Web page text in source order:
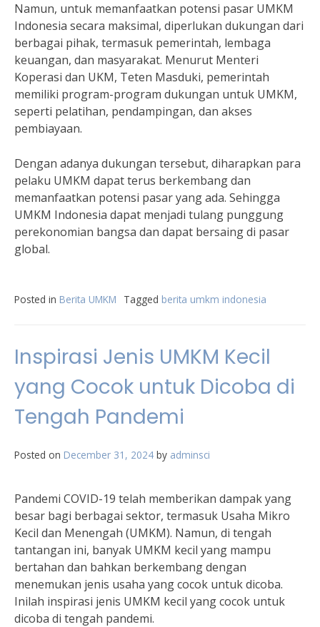
Namun, untuk memanfaatkan potensi pasar UMKM
Indonesia secara maksimal, diperlukan dukungan dari
berbagai pihak, termasuk pemerintah, lembaga
keuangan, dan masyarakat. Menurut Menteri
Koperasi dan UKM, Teten Masduki, pemerintah
memiliki program-program dukungan untuk UMKM,
seperti pelatihan, pendampingan, dan akses
pembiayaan.
Dengan adanya dukungan tersebut, diharapkan para
pelaku UMKM dapat terus berkembang dan
memanfaatkan potensi pasar yang ada. Sehingga
UMKM Indonesia dapat menjadi tulang punggung
perekonomian bangsa dan dapat bersaing di pasar
global.
Posted in Berita UMKM Tagged berita umkm indonesia
Inspirasi Jenis UMKM Kecil
yang Cocok untuk Dicoba di
Tengah Pandemi
Posted on December 31, 2024 by adminsci
Pandemi COVID-19 telah memberikan dampak yang
besar bagi berbagai sektor, termasuk Usaha Mikro
Kecil dan Menengah (UMKM). Namun, di tengah
tantangan ini, banyak UMKM kecil yang mampu
bertahan dan bahkan berkembang dengan
menemukan jenis usaha yang cocok untuk dicoba.
Inilah inspirasi jenis UMKM kecil yang cocok untuk
dicoba di tengah pandemi.